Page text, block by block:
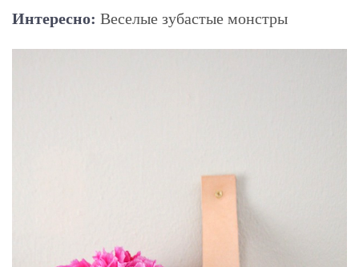
Интересно: Веселые зубастые монстры